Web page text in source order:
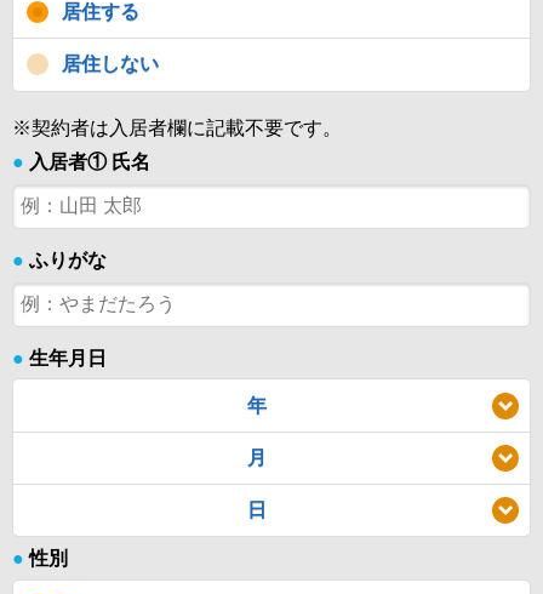
居住する
居住しない
※契約者は入居者欄に記載不要です。
● 入居者① 氏名
● ふりがな
● 生年月日
年
月
日
● 性別